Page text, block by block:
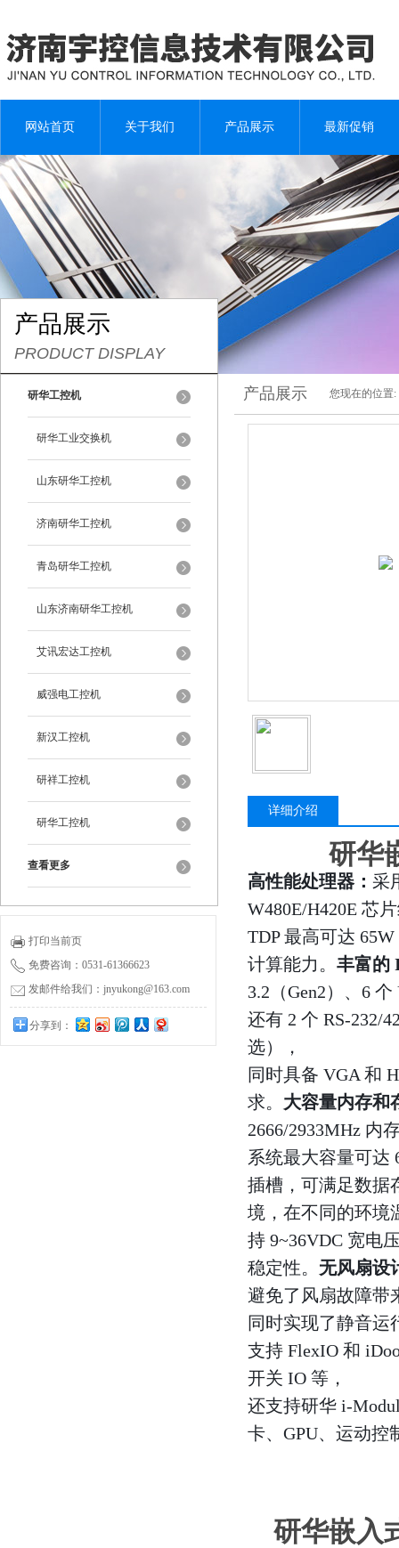
网站首页 关于我们 产品展示 最新促销
产品展示
PRODUCT DISPLAY
研华工控机
研华工业交换机
山东研华工控机
济南研华工控机
青岛研华工控机
山东济南研华工控机
艾讯宏达工控机
威强电工控机
新汉工控机
研祥工控机
研华工控机
查看更多
打印当前页
免费咨询：0531-61366623
发邮件给我们：jnyukong@163.com
分享到：
产品展示 您现在的位置:
详细介绍
研华
高性能处理器： 采
W480E/H420E 芯
TDP 最高可达
计算能力。 丰富的
3.2（Gen2）、6
还有 2 个 RS-232/
选），
同时具备 VGA 和
求。 大容量内存和
2666/2933MHz 内
系统最大容量可达
插槽，可满足数据
境，在不同的环境
持 9~36VDC 宽电
稳定性。 无风扇设
避免了风扇故障带
同时实现了静音运
支持 FlexIO 和
开关 IO 等，
还支持研华 i-
卡、GPU、运动控
研华嵌入